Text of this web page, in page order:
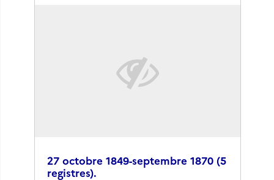
27 octobre 1849-septembre 1870 (5
registres).